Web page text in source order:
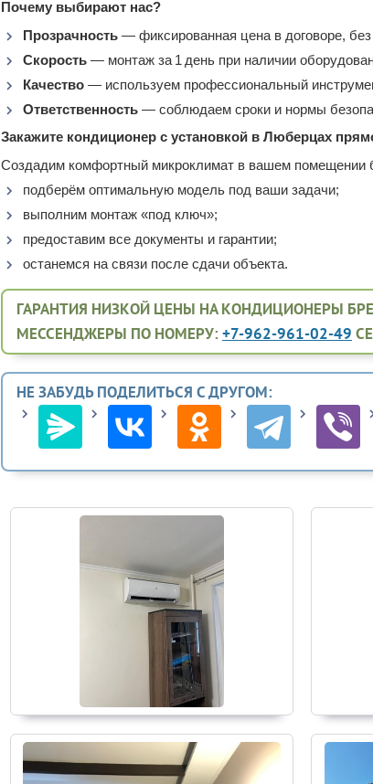
Почему выбирают нас?
Прозрачность — фиксированная цена в договоре,
Скорость — монтаж за 1 день при наличии
Качество — используем профессиональный
Ответственность — соблюдаем сроки и нормы
Закажите кондиционер с установкой в Люберцах
Создадим комфортный микроклимат в вашем помещении
подберём оптимальную модель под ваши задачи;
выполним монтаж «под ключ»;
предоставим все документы и гарантии;
останемся на связи после сдачи объекта.
ГАРАНТИЯ НИЗКОЙ ЦЕНЫ НА КОНДИЦИОНЕРЫ
МЕССЕНДЖЕРЫ ПО НОМЕРУ:+7-962-961-02-49
НЕ ЗАБУДЬ ПОДЕЛИТЬСЯ С ДРУГОМ: